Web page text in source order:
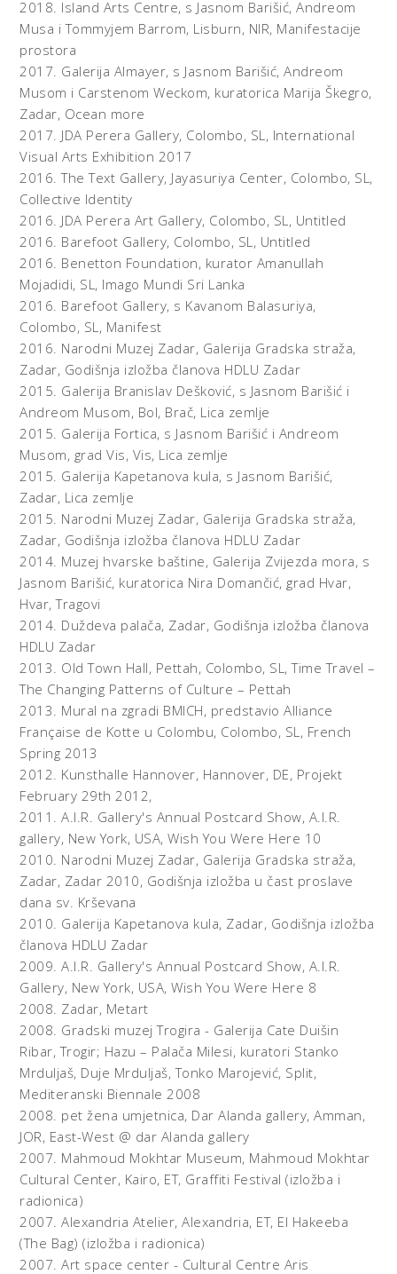
2018. Island Arts Centre, s Jasnom Barišić, Andreom
Musa i Tommyjem Barrom, Lisburn, NIR, Manifestacije
prostora
2017. Galerija Almayer, s Jasnom Barišić, Andreom
Musom i Carstenom Weckom, kuratorica Marija Škegro,
Zadar, Ocean more
2017. JDA Perera Gallery, Colombo, SL, International
Visual Arts Exhibition 2017
2016.The Text Gallery, Jayasuriya Center, Colombo, SL,
Collective Identity
2016. JDA Perera Art Gallery, Colombo, SL, Untitled
2016. Barefoot Gallery, Colombo, SL, Untitled
2016. Benetton Foundation, kurator Amanullah
Mojadidi, SL, Imago Mundi Sri Lanka
2016. Barefoot Gallery, s Kavanom Balasuriya,
Colombo, SL, Manifest
2016. Narodni Muzej Zadar, Galerija Gradska straža,
Zadar, Godišnja izložba članova HDLU Zadar
2015. Galerija Branislav Dešković, s Jasnom Barišić i
Andreom Musom, Bol, Brač, Lica zemlje
2015. Galerija Fortica, s Jasnom Barišić i Andreom
Musom, grad Vis, Vis, Lica zemlje
2015. Galerija Kapetanova kula, s Jasnom Barišić,
Zadar, Lica zemlje
2015. Narodni Muzej Zadar, Galerija Gradska straža,
Zadar, Godišnja izložba članova HDLU Zadar
2014. Muzej hvarske baštine, Galerija Zvijezda mora, s
Jasnom Barišić, kuratorica Nira Domančić, grad Hvar,
Hvar,Tragovi
2014. Duždeva palača, Zadar, Godišnja izložba članova
HDLU Zadar
2013. Old Town Hall, Pettah, Colombo, SL,Time Travel –
The Changing Patterns of Culture – Pettah
2013. Mural na zgradi BMICH, predstavio Alliance
Française de Kotte u Colombu, Colombo, SL, French
Spring 2013
2012. Kunsthalle Hannover, Hannover, DE, Projekt
February 29th 2012,
2011.A.I.R. Gallery's Annual Postcard Show, A.I.R.
gallery, New York, USA,Wish You Were Here 10
2010. Narodni Muzej Zadar, Galerija Gradska straža,
Zadar, Zadar 2010, Godišnja izložba u čast proslave
dana sv. Krševana
2010. Galerija Kapetanova kula, Zadar, Godišnja izložba
članova HDLU Zadar
2009.A.I.R. Gallery's Annual Postcard Show, A.I.R.
Gallery, New York, USA,Wish You Were Here 8
2008. Zadar, Metart
2008. Gradski muzej Trogira - Galerija Cate Duišin
Ribar, Trogir; Hazu – Palača Milesi, kuratori Stanko
Mrduljaš, Duje Mrduljaš, Tonko Marojević, Split,
Mediteranski Biennale 2008
2008. pet žena umjetnica, Dar Alanda gallery, Amman,
JOR, East-West @ dar Alanda gallery
2007. Mahmoud Mokhtar Museum, Mahmoud Mokhtar
Cultural Center, Kairo, ET, Graffiti Festival (izložba i
radionica)
2007.Alexandria Atelier, Alexandria, ET, El Hakeeba
(The Bag) (izložba i radionica)
2007.Art space center - Cultural Centre Aris